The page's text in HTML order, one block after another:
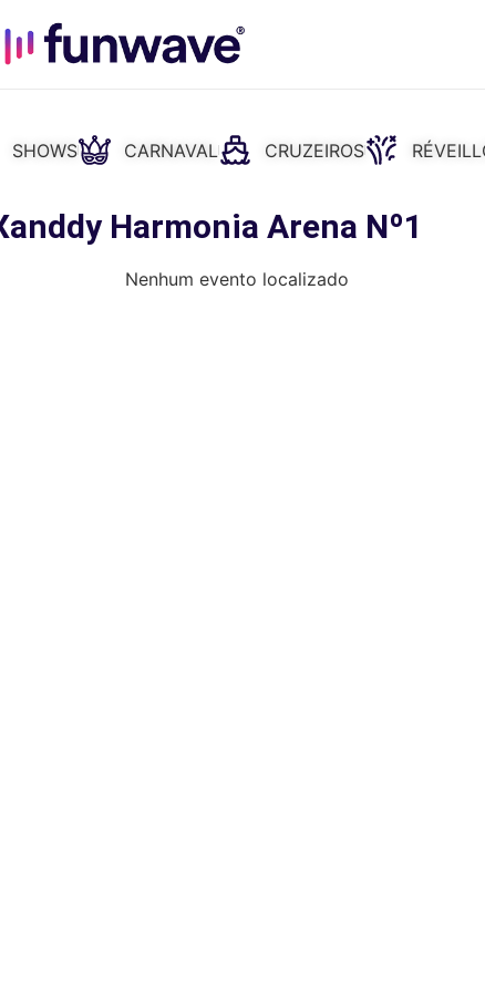
SHOWS CARNAVAL CRUZEIROS
Harmonia Arena Nº1
Nenhum evento localizado